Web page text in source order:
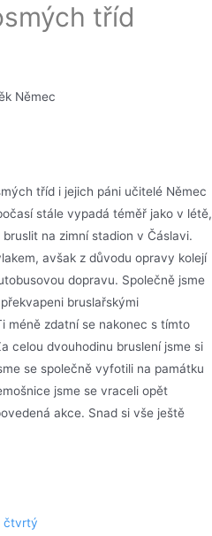
tříd
Němec
tříd i jejich páni učitelé Němec
stále vypadá téměř jako v létě,
na zimní stadion v Čáslavi.
avšak z důvodu opravy kolejí
dopravu. Společně jsme
bruslařskými
méně zdatní se nakonec s tímto
celou dvouhodinu bruslení jsme si
se společně vyfotili na památku
jsme se vraceli opět
akce. Snad si vše ještě
čtvrtý